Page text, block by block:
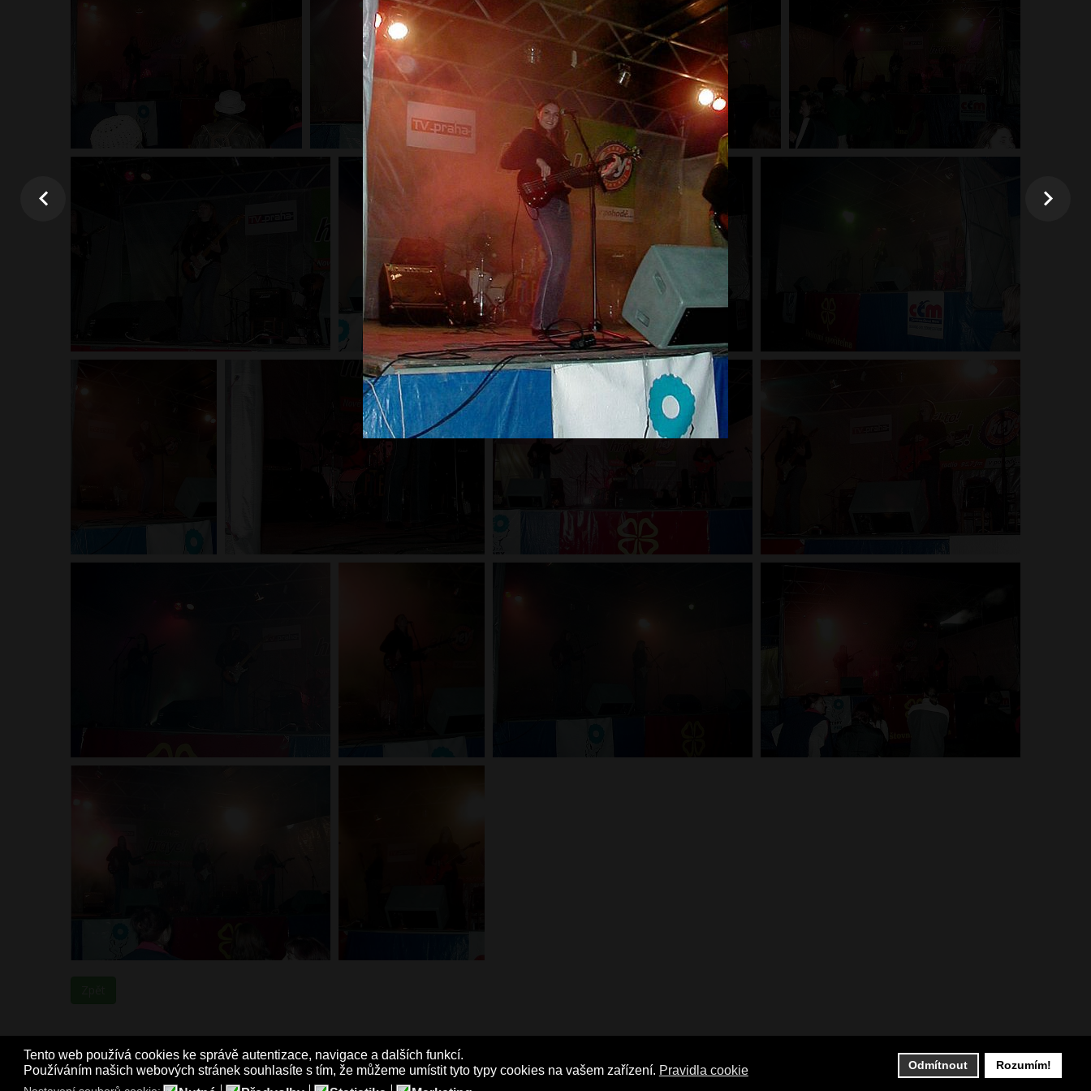
Tento web používá cookies ke správě autentizace, navigace a dalších funkcí.
Používáním našich webových stránek souhlasíte s tím, že můžeme umístit tyto typy cookies na vašem zařízení. Pravidla cookie Odmítnout
Rozumím!